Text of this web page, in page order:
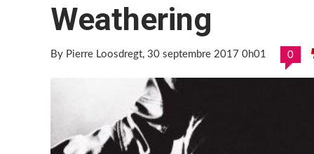
Weathering
By Pierre Loosdregt, 30 septembre 2017 0h01 0